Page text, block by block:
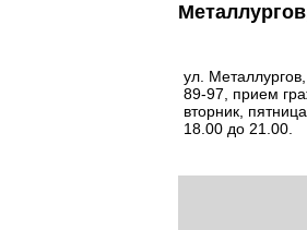
ул.
89-97, прием
вторник,
18.00 до 21.00.